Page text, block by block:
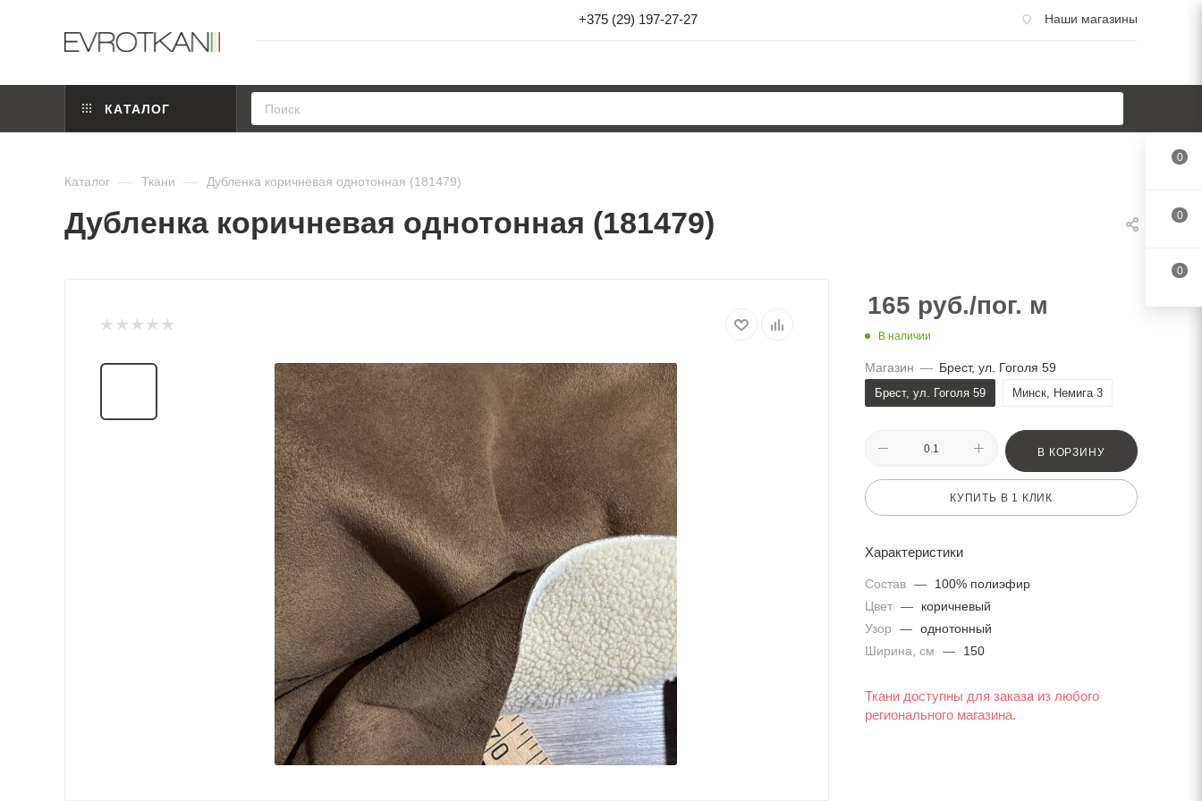
+375 (29) 197-27-27 Наши магазины
КАТАЛОГ
Каталог — Ткани — Дубленка коричневая однотонная (181479)
Дубленка коричневая однотонная (181479)
165 руб./пог. м
В наличии
Магазин — Брест, ул. Гоголя 59
Брест, ул. Гоголя 59 Минск, Немига 3
В КОРЗИНУ
КУПИТЬ В 1 КЛИК
Характеристики
Состав —
100% полиэфир
Цвет —
коричневый
Узор
— однотонный
Ширина, см
— 150
Ткани доступны для заказа из любого
регионального магазина.
0
0
0